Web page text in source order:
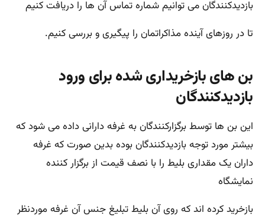
بازدیدکنندگان می توانیم شماره تماس آن ها را دریافت کنیم
تا در روزهای آینده مذاکراتمان را پیگیری و بررسی کنیم.
بن های بازخریداری شده برای ورود
بازدیدکنندگان
این بن ها توسط برگزارکنندگان به غرفه دارانی داده می شود که
بیشتر مورد توجه بازدیدکنندگان بوده بدین صورت که غرفه
داران یک مقداری بلیط را با نصف قیمت از برگزار کننده
نمایشگاه
بازخرید کرده اند که روی آن بلیط تبلیغ جنس آن غرفه موردنظر